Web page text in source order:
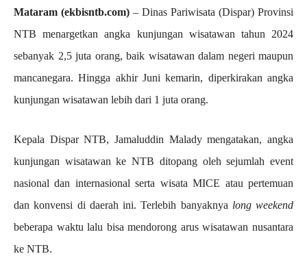
Mataram (ekbisntb.com) – Dinas Pariwisata (Dispar) Provinsi
NTB menargetkan angka kunjungan wisatawan tahun 2024
sebanyak 2,5 juta orang, baik wisatawan dalam negeri maupun
mancanegara. Hingga akhir Juni kemarin, diperkirakan angka
kunjungan wisatawan lebih dari 1 juta orang.
Kepala Dispar NTB, Jamaluddin Malady mengatakan, angka
kunjungan wisatawan ke NTB ditopang oleh sejumlah event
nasional dan internasional serta wisata MICE atau pertemuan
dan konvensi di daerah ini. Terlebih banyaknya long weekend
beberapa waktu lalu bisa mendorong arus wisatawan nusantara
ke NTB.